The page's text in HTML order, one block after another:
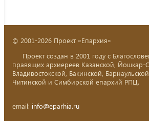
© 2001-2026 Проект «Епархия»
Проект создан в 2001 году с
правящих архиереев Казанской, Йошкар-
Владивостокской, Бакинской,
Читинской и Симбирской епархий РПЦ.
email: info@eparhia.ru